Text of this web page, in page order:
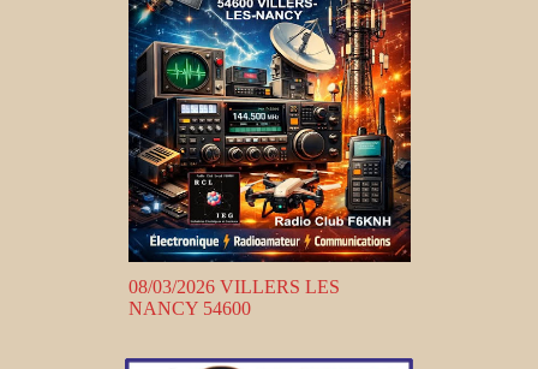
08/03/2026 VILLERS LES
NANCY 54600